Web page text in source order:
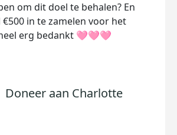
om dit doel te behalen? En
in te zamelen voor het
erg bedankt 🩷🩷🩷
Doneer aan Charlotte